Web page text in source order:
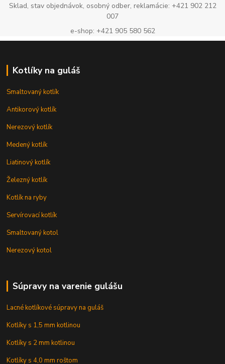
Sklad, stav objednávok, osobný odber, reklamácie: +421 902 212
007
e-shop: +421 905 580 562
Kotlíky na guláš
Smaltovaný kotlík
Antikorový kotlík
Nerezový kotlík
Medený kotlík
Liatinový kotlík
Železný kotlík
Kotlík na ryby
Servírovací kotlík
Smaltovaný kotol
Nerezový kotol
Súpravy na varenie gulášu
Lacné kotlíkové súpravy na guláš
Kotlíky s 1,5 mm kotlinou
Kotlíky s 2 mm kotlinou
Kotlíky s 4,0 mm roštom